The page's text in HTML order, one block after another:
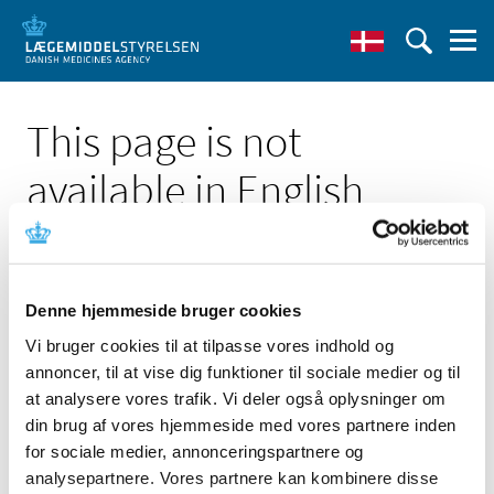
Denne hjemmeside bruger cookies
Vi bruger cookies til at tilpasse vores indhold og
annoncer, til at vise dig funktioner til sociale medier og til
at analysere vores trafik. Vi deler også oplysninger om
din brug af vores hjemmeside med vores partnere inden
for sociale medier, annonceringspartnere og
analysepartnere. Vores partnere kan kombinere disse
This page is not
available in English
Click here to see the Danish page 'Høring over forslag til
tilskudsstatus for NSAID'er og medicin mod svage
smerter'
Go to English frontpage